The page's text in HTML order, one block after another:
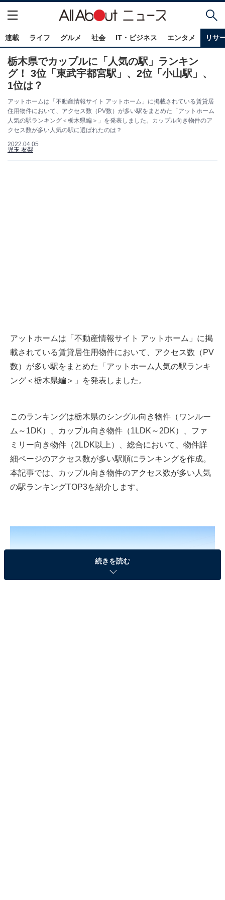
連載 ライフ グルメ 社会 IT・ビジネス エンタメ リサ
栃木県でカップルに「人気の駅」ランキン
グ！ 3位「東武宇都宮駅」、2位「小山駅」、
1位は？
アットホームは「不動産情報サイト アットホーム」に掲載されている賃貸居
住用物件において、アクセス数（PV数）が多い駅をまとめた「アットホーム
人気の駅ランキング＜栃木県編＞」を発表しました。カップル向き物件のア
クセス数が多い人気の駅に選ばれたのは？
2022.04.05
児玉 友梨
アットホームは「不動産情報サイト アットホーム」に掲
載されている賃貸居住用物件において、アクセス数（PV
数）が多い駅をまとめた「アットホーム人気の駅ランキ
ング＜栃木県編＞」を発表しました。
このランキングは栃木県のシングル向き物件（ワンルー
ム～1DK）、カップル向き物件（1LDK～2DK）、ファ
ミリー向き物件（2LDK以上）、総合において、物件詳
細ページのアクセス数が多い駅順にランキングを作成。
本記事では、カップル向き物件のアクセス数が多い人気
の駅ランキングTOP3を紹介します。
続きを読む